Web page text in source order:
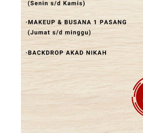
watches.
Get
facts
https://
anchor
https://